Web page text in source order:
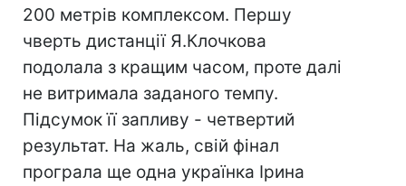
200 метрів комплексом. Першу
чверть дистанції Я.Клочкова
подолала з кращим часом, проте далі
не витримала заданого темпу.
Підсумок її запливу - четвертий
результат. На жаль, свій фінал
програла ще одна українка Ірина